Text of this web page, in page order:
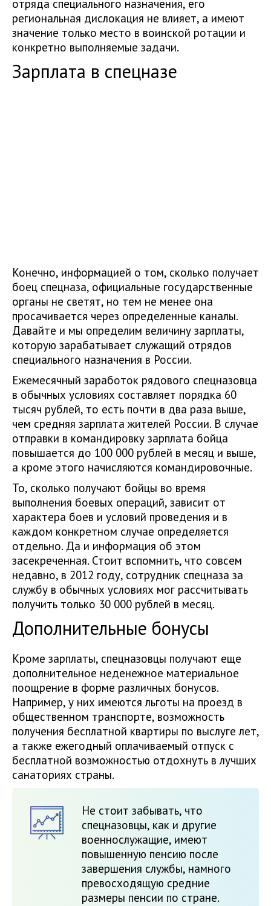
отряда специального назначения, его
региональная дислокация не влияет, а имеют
значение только место в воинской ротации и
конкретно выполняемые задачи.
Зарплата в спецназе
Конечно, информацией о том, сколько получает
боец спецназа, официальные государственные
органы не светят, но тем не менее она
просачивается через определенные каналы.
Давайте и мы определим величину зарплаты,
которую зарабатывает служащий отрядов
специального назначения в России.
Ежемесячный заработок рядового спецназовца
в обычных условиях составляет порядка 60
тысяч рублей, то есть почти в два раза выше,
чем средняя зарплата жителей России. В случае
отправки в командировку зарплата бойца
повышается до 100 000 рублей в месяц и выше,
а кроме этого начисляются командировочные.
То, сколько получают бойцы во время
выполнения боевых операций, зависит от
характера боев и условий проведения и в
каждом конкретном случае определяется
отдельно. Да и информация об этом
засекреченная. Стоит вспомнить, что совсем
недавно, в 2012 году, сотрудник спецназа за
службу в обычных условиях мог рассчитывать
получить только 30 000 рублей в месяц.
Дополнительные бонусы
Кроме зарплаты, спецназовцы получают еще
дополнительное неденежное материальное
поощрение в форме различных бонусов.
Например, у них имеются льготы на проезд в
общественном транспорте, возможность
получения бесплатной квартиры по выслуге лет,
а также ежегодный оплачиваемый отпуск с
бесплатной возможностью отдохнуть в лучших
санаториях страны.
Не стоит забывать, что
спецназовцы, как и другие
военнослужащие, имеют
повышенную пенсию после
завершения службы, намного
превосходящую средние
размеры пенсии по стране.